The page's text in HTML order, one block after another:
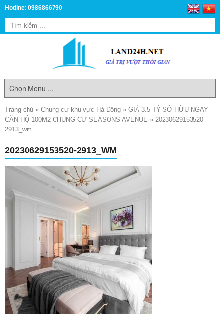
Hotline: 0986866790
Trang chủ » Chung cư khu vực Hà Đông » GIÁ 3.5 TỶ SỞ HỮU NGAY
CĂN HỘ 100M2 CHUNG CƯ SEASONS AVENUE » 20230629153520-
2913_wm
20230629153520-2913_WM